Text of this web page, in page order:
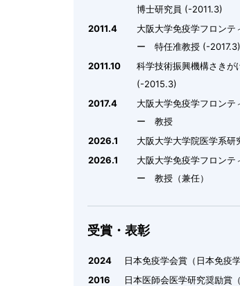
博士研究員 (-2011.3)
2011.4
大阪大学免疫学フロンテ
ー 特任准教授 (-2017.3)
2011.10
科学技術振興機構さきが
(-2015.3)
2017.4
大阪大学免疫学フロンテ
ー 教授
2026.1
大阪大学大学院医学系
2026.1
大阪大学免疫学フロンテ
ー 教授（兼任）
受賞・表彰
2024
日本免疫学会賞（日本免疫学
2016
日本医師会医学研究奨励賞